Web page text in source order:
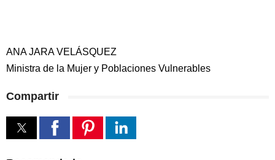
ANA JARA VELÁSQUEZ
Ministra de la Mujer y Poblaciones Vulnerables
Compartir